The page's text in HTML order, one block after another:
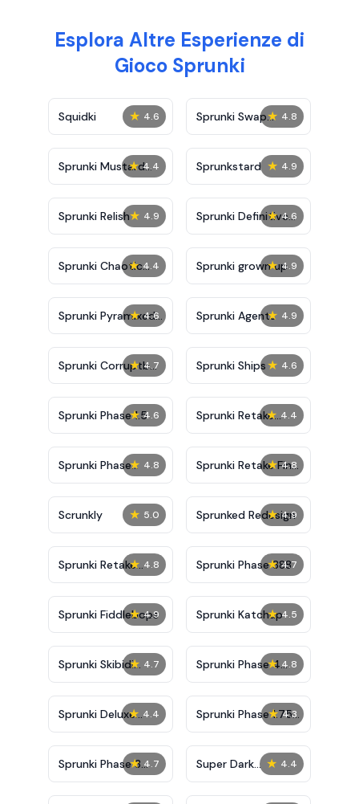
Esplora Altre Esperienze di
Gioco Sprunki
★ 4.6
Squidki ★ 4.8
Sprunki Swap
Showcase
★ 4.4
Sprunki Mustard
Phase 2
★ 4.9
Sprunkstard
★ 4.9
Sprunki Relish ★ 4.6
Sprunki Definitive
Phase 7
★ 4.4
Sprunki Chaotic
Good
★ 4.9
Sprunki grown up
★ 4.6
Sprunki Pyramixed
0.9
★ 4.9
Sprunki Agents
★ 4.7
Sprunki Corruptbox
5
★ 4.6
Sprunki Ships
★ 4.6
Sprunki Phase 1.5 ★ 4.4
Sprunki Retake
Bonus
★ 4.8
Sprunki Phase
10000
★ 4.8
Sprunki Retake Final
Update
★ 5.0
Scrunkly ★ 4.9
Sprunked Redesign
★ 4.8
Sprunki Retake
Deluxe
★ 4.7
Sprunki Phase 888
★ 4.9
Sprunki Fiddlebops ★ 4.5
Sprunki Katchup
★ 4.7
Sprunki Skibidi
Toilet
★ 4.8
Sprunki Phase 4
Definitive
★ 4.4
Sprunki Deluxe
Retake
★ 4.3
Sprunki Phase 1.75
Retake
★ 4.7
Sprunki Phase 3
Definitive
★ 4.4
Super Dark
Deception